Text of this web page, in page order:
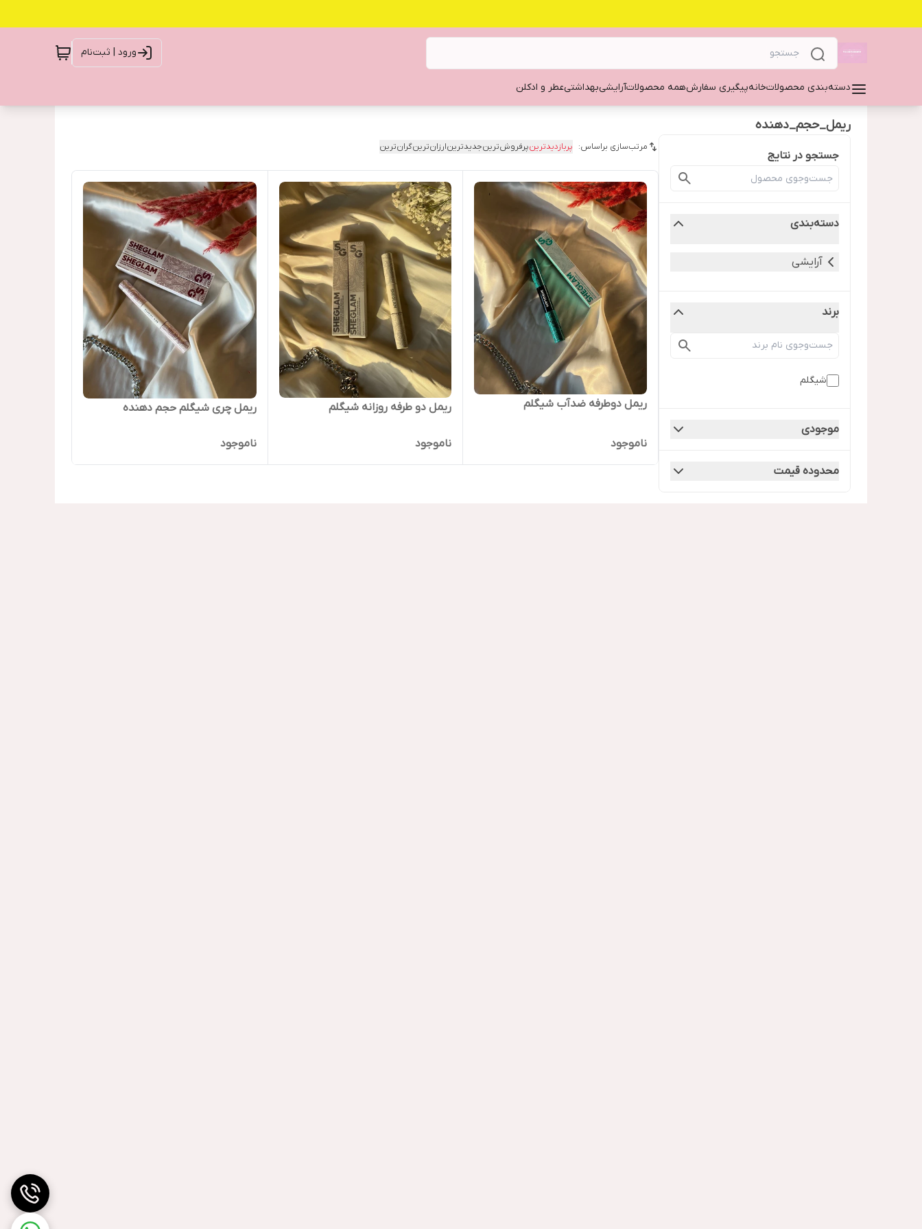
ورود | ثبت‌نام
دسته‌بندی محصولاتخانهپیگیری سفارشهمه محصولاتآرایشیبهداشتیعطر و ادکلن
ریمل_حجم_دهنده
جستجو در نتایج
دسته‌بندی
آرایشی
برند
شیگلم
موجودی
محدوده قیمت
مرتب‌سازی براساس: پربازدیدترینپرفروش‌ترینجدیدترینارزان‌ترینگران‌ترین
ریمل دوطرفه ضدآب شیگلم
ناموجود
ریمل دو طرفه روزانه شیگلم
ناموجود
ریمل چری شیگلم حجم دهنده
ناموجود